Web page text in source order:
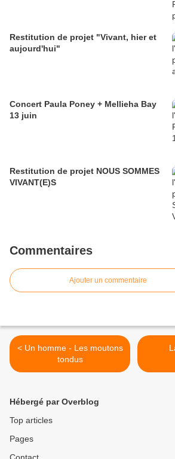
Restitution de projet "Vivant, hier et
aujourd'hui"
Concert Paula Poney + Mellieha Bay
13 juin
Restitution de projet NOUS SOMMES
VIVANT(E)S
Commentaires
Ajouter un commentaire
< Un homme - Les moutons
tondus
Hébergé par Overblog
Top articles
Pages